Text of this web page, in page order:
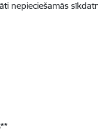
nepieciešamās
**